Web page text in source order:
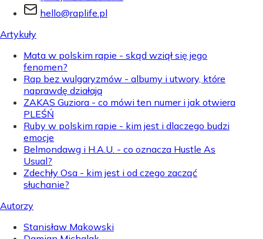
hello@raplife.pl
Artykuły
Mata w polskim rapie - skąd wziął się jego
fenomen?
Rap bez wulgaryzmów - albumy i utwory, które
naprawdę działają
ZAKAS Guziora - co mówi ten numer i jak otwiera
PLEŚŃ
Ruby w polskim rapie - kim jest i dlaczego budzi
emocje
Belmondawg i H.A.U. - co oznacza Hustle As
Usual?
Zdechły Osa - kim jest i od czego zacząć
słuchanie?
Autorzy
Stanisław Makowski